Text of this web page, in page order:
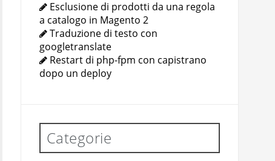
Esclusione di prodotti da una regola
a catalogo in Magento 2
Traduzione di testo con
googletranslate
Restart di php-fpm con capistrano
dopo un deploy
Categorie